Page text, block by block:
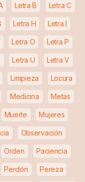
Letra B Letra C
Letra H Letra I
Letra O Letra P
Letra U Letra V
Limpieza Locura
Medicina Metas
Muerte Mujeres
Observación
Orden Paciencia
Perdón Pereza